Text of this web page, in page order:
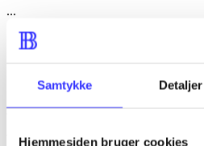
Samtykke Detaljer
Hjemmesiden bruger cookies
...
Minder om